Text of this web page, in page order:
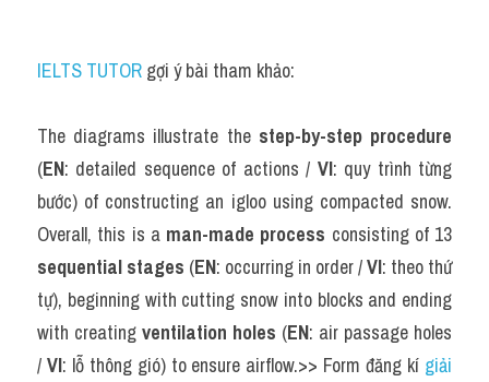
IELTS TUTOR gợi ý bài tham khảo:
The diagrams illustrate the step-by-step procedure
(EN: detailed sequence of actions / VI: quy trình từng
bước) of constructing an igloo using compacted snow.
Overall, this is a man-made process
sequential stages (EN: occurring in order / VI: theo thứ
tự), beginning with cutting snow into blocks and ending
with creating ventilation holes (EN: air passage holes
/ VI: lỗ thông gió) to ensure airflow.>> Form đăng kí giải